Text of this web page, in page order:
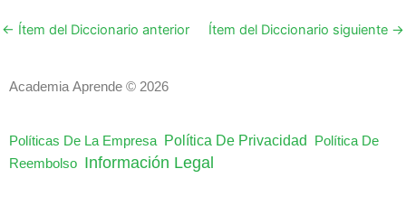
← Ítem del Diccionario anterior Ítem del Diccionario siguiente →
Academia Aprende © 2026
Políticas De La Empresa Política De Privacidad
Política De
Reembolso Información Legal